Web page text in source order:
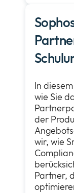
In
wie Sie
der
wir, wie
Partner,